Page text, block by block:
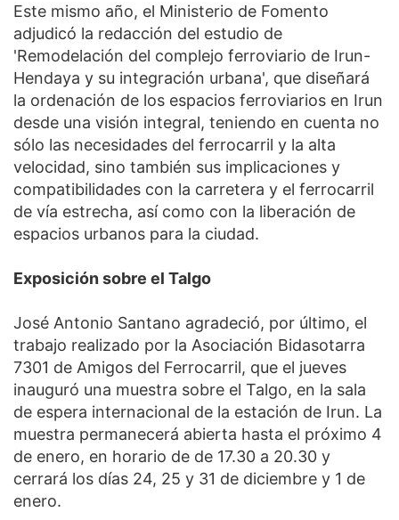
Este mismo año, el Ministerio de Fomento
adjudicó la redacción del estudio de
'Remodelación del complejo ferroviario de Irun-
Hendaya y su integración urbana', que diseñará
la ordenación de los espacios ferroviarios en Irun
desde una visión integral, teniendo en cuenta no
sólo las necesidades del ferrocarril y la alta
velocidad, sino también sus implicaciones y
compatibilidades con la carretera y el ferrocarril
de vía estrecha, así como con la liberación de
espacios urbanos para la ciudad.
Exposición sobre el Talgo
José Antonio Santano agradeció, por último, el
trabajo realizado por la Asociación Bidasotarra
7301 de Amigos del Ferrocarril, que el jueves
inauguró una muestra sobre el Talgo, en la sala
de espera internacional de la estación de Irun. La
muestra permanecerá abierta hasta el próximo 4
de enero, en horario de de 17.30 a 20.30 y
cerrará los días 24, 25 y 31 de diciembre y 1 de
enero.